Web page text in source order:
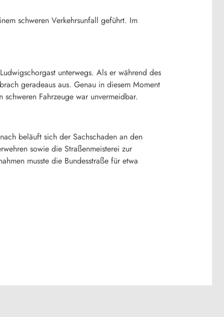
schweren Verkehrsunfall geführt. Im
unterwegs. Als er während des
geradeaus aus. Genau in diesem Moment
Fahrzeuge war unvermeidbar.
beläuft sich der Sachschaden an den
sowie die Straßenmeisterei zur
musste die Bundesstraße für etwa